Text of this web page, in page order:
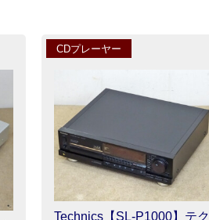
CDプレーヤー
Technics【SL-P1000】テク